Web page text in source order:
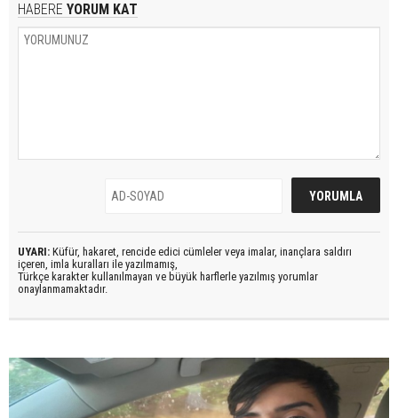
HABERE YORUM KAT
UYARI: Küfür, hakaret, rencide edici cümleler veya imalar, inançlara saldırı
içeren, imla kuralları ile yazılmamış,
Türkçe karakter kullanılmayan ve büyük harflerle yazılmış yorumlar
onaylanmamaktadır.